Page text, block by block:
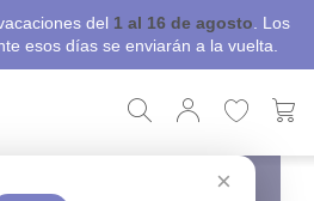
del 1 al 16 de agosto . Los
esos días se enviarán a la vuelta.
×